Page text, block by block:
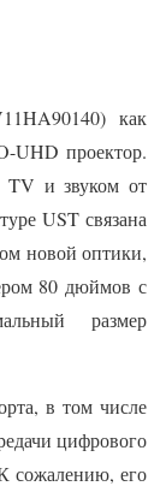
как
UHD проектор.
TV и звуком от
UST связана
новой оптики,
80 дюймов с
размер
в том числе
цифрового
сожалению, его